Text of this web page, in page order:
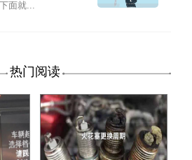
面就...
热门阅读